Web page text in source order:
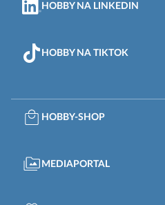
HOBBY NA LINKEDIN
HOBBY NA TIKTOK
HOBBY-SHOP
MEDIAPORTAL